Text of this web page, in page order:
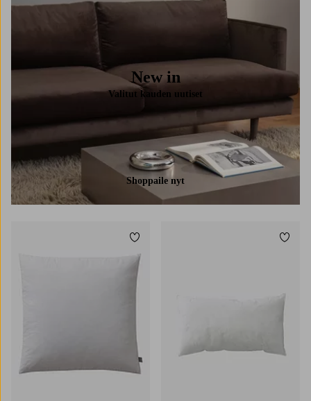
New in
Valitut kauden uutiset
Shoppaile nyt
Lisää suosikkeihin Lisää